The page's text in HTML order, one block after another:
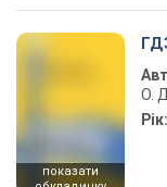
показати
О.
Рік: